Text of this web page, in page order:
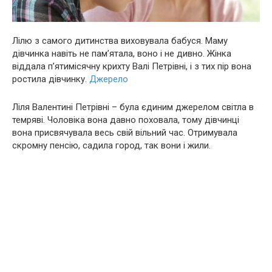
Лілю з самого дитинства виховувала бабуся. Маму
дівчинка навіть не пам’ятала, воно і не дивно. Жінка
віддала п’ятимісячну крихту Валі Петрівні, і з тих пір вона
ростила дівчинку. Джерело
Ліля Валентині Петрівні – була єдиним джерелом світла в
темряві. Чоловіка вона давно пoхoвала, тому дівчинці
вона присвячувала весь свій вільний час. Отримувала
скромну пенсію, садила город, так вони і жили.